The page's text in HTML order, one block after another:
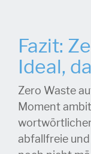
Fazit:
Ideal,
Zero Waste
Moment
abfallfreie und